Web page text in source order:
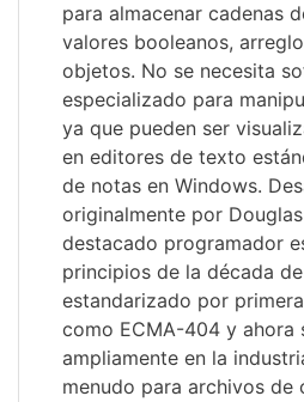
para almacenar cadenas
valores booleanos,
objetos. No se necesita
especializado para
ya que pueden ser
en editores de texto
de notas en Windows.
originalmente por
destacado programador
principios de la década
estandarizado por
como ECMA-404 y ahora
ampliamente en la
menudo para archivos de